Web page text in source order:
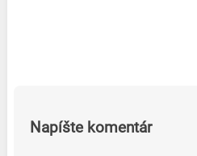
Napíšte komentár